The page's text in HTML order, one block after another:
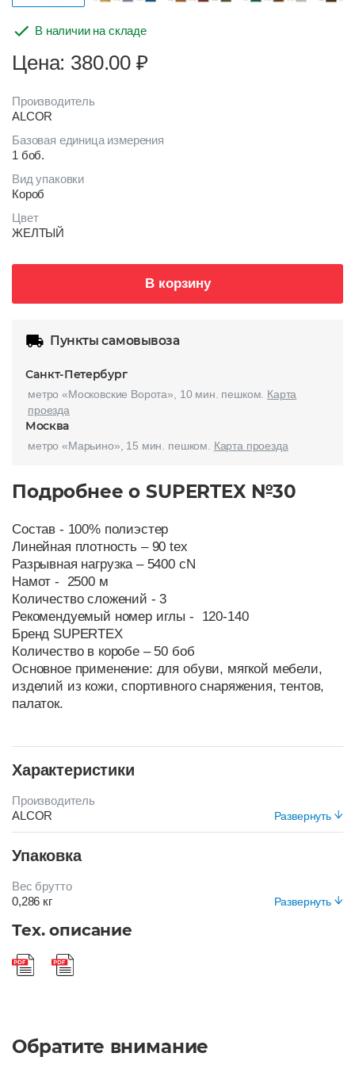
В наличии на складе
Цена: 380.00 ₽
Производитель
ALCOR
Базовая единица измерения
1 боб.
Вид упаковки
Короб
Цвет
ЖЕЛТЫЙ
В корзину
Пункты самовывоза
Санкт-Петербург
метро «Московские Ворота», 10 мин. пешком. Карта
проезда
Москва
метро «Марьино», 15 мин. пешком. Карта проезда
Подробнее о SUPERTEX №30
Состав - 100% полиэстер
Линейная плотность – 90 tex
Разрывная нагрузка – 5400 cN
Намот - 2500 м
Количество сложений - 3
Рекомендуемый номер иглы - 120-140
Бренд SUPERTEX
Количество в коробе – 50 боб
Основное применение: для обуви, мягкой мебели,
изделий из кожи, спортивного снаряжения, тентов,
палаток.
Характеристики
Развернуть
Производитель
ALCOR
ЖЕЛТЫЙ
Упаковка
Развернуть
Вес брутто
0,286 кг
Вид упаковки
Короб
Тех. описание
Обратите внимание